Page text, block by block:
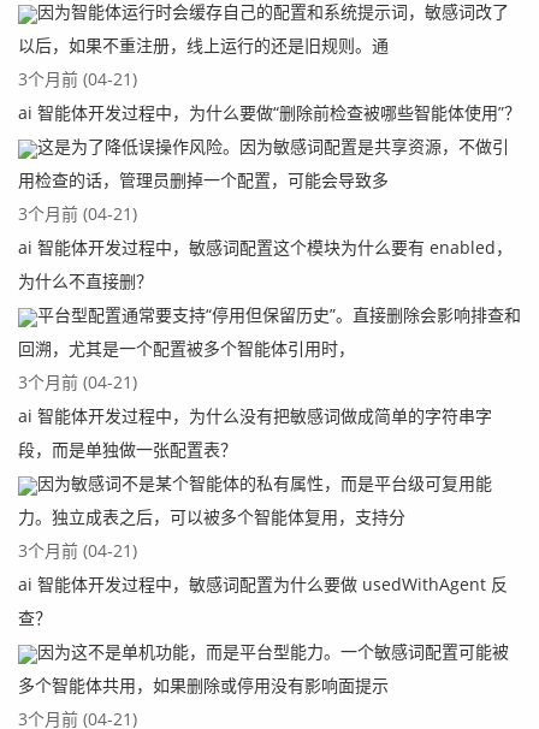
因为智能体运行时会缓存自己的配置和系统提示词，敏感词改了
以后，如果不重注册，线上运行的还是旧规则。通
3个月前 (04-21)
ai 智能体开发过程中，为什么要做“删除前检查被哪些智能体使用”？
这是为了降低误操作风险。因为敏感词配置是共享资源，不做引
用检查的话，管理员删掉一个配置，可能会导致多
3个月前 (04-21)
ai 智能体开发过程中，敏感词配置这个模块为什么要有 enabled，
为什么不直接删？
平台型配置通常要支持“停用但保留历史”。直接删除会影响排查和
回溯，尤其是一个配置被多个智能体引用时，
3个月前 (04-21)
ai 智能体开发过程中，为什么没有把敏感词做成简单的字符串字
段，而是单独做一张配置表？
因为敏感词不是某个智能体的私有属性，而是平台级可复用能
力。独立成表之后，可以被多个智能体复用，支持分
3个月前 (04-21)
ai 智能体开发过程中，敏感词配置为什么要做 usedWithAgent 反
查？
因为这不是单机功能，而是平台型能力。一个敏感词配置可能被
多个智能体共用，如果删除或停用没有影响面提示
3个月前 (04-21)